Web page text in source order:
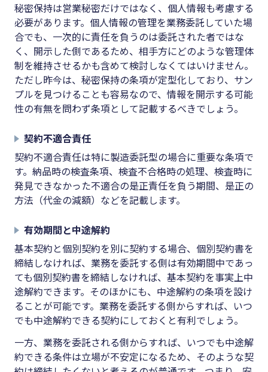
秘密保持は営業秘密だけではなく、個人情報も考慮する
必要があります。個人情報の管理を業務委託していた場
合でも、一次的に責任を負うのは委託された者ではな
く、開示した側であるため、相手方にどのような管理体
制を維持させるかも含めて検討しなくてはいけません。
ただし昨今は、秘密保持の条項が定型化しており、サン
プルを見つけることも容易なので、情報を開示する可能
性の有無を問わず条項として記載するべきでしょう。
契約不適合責任
契約不適合責任は特に製造委託型の場合に重要な条項で
す。納品時の検査条項、検査不合格時の処理、検査時に
発見できなかった不適合の是正責任を負う期間、是正の
方法（代金の減額）などを記載します。
有効期間と中途解約
基本契約と個別契約を別に契約する場合、個別契約書を
締結しなければ、業務を委託する側は有効期間中であっ
ても個別契約書を締結しなければ、基本契約を事実上中
途解約できます。そのほかにも、中途解約の条項を設け
ることが可能です。業務を委託する側からすれば、いつ
でも中途解約できる契約にしておくと有利でしょう。
一方、業務を委託される側からすれば、いつでも中途解
約できる条件は立場が不安定になるため、そのような契